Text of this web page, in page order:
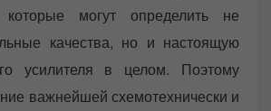
которые могут определить не
качества, но и настоящую
усилителя в целом. Поэтому
важнейшей схемотехнически и